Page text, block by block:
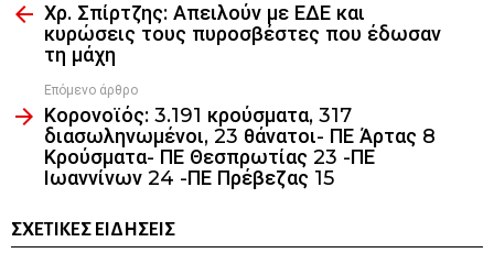
more Χρ. Σπίρτζης: Απειλούν με ΕΔΕ και
κυρώσεις τους πυροσβέστες που έδωσαν
τη μάχη
Επόμενο άρθρο
Κορονοϊός: 3.191 κρούσματα, 317
διασωληνωμένοι, 23 θάνατοι- ΠΕ Άρτας 8
Κρούσματα- ΠΕ Θεσπρωτίας 23 -ΠΕ
Ιωαννίνων 24 -ΠΕ Πρέβεζας 15
ΣΧΕΤΙΚΈΣ ΕΙΔΉΣΕΙΣ